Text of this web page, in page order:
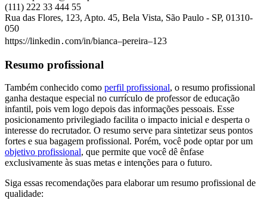
(111) 222 33 444 55
Rua das Flores, 123, Apto. 45, Bela Vista, São Paulo - SP, 01310-
050
https://linkedin․com/in/bianca–pereira–123
Resumo profissional
Também conhecido como perfil profissional, o resumo profissional
ganha destaque especial no currículo de professor de educação
infantil, pois vem logo depois das informações pessoais. Esse
posicionamento privilegiado facilita o impacto inicial e desperta o
interesse do recrutador. O resumo serve para sintetizar seus pontos
fortes e sua bagagem profissional. Porém, você pode optar por um
objetivo profissional, que permite que você dê ênfase
exclusivamente às suas metas e intenções para o futuro.
Siga essas recomendações para elaborar um resumo profissional de
qualidade: